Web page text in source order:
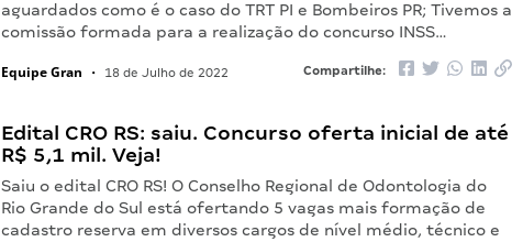
aguardados como é o caso do TRT PI e Bombeiros PR; Tivemos a
comissão formada para a realização do concurso INSS…
Equipe Gran • 18 de Julho de 2022 Compartilhe:
Edital CRO RS: saiu. Concurso oferta inicial de até
R$ 5,1 mil. Veja!
Saiu o edital CRO RS! O Conselho Regional de Odontologia do
Rio Grande do Sul está ofertando 5 vagas mais formação de
cadastro reserva em diversos cargos de nível médio, técnico e